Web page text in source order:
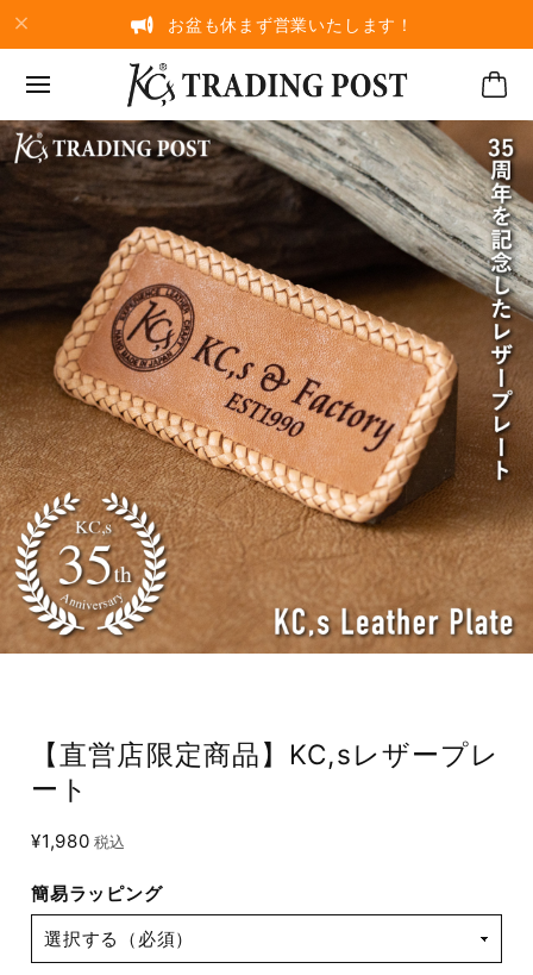
お盆も休まず営業いたします！
【直営店限定商品】KC,sレザープレ
ート
¥1,980 税込
簡易ラッピング